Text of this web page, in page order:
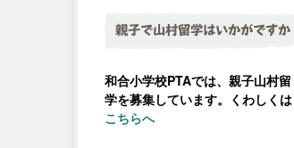
親子で山村留学はいかがですか
和合小学校PTAでは、親子山村留
学を募集しています。くわしくは
こちらへ